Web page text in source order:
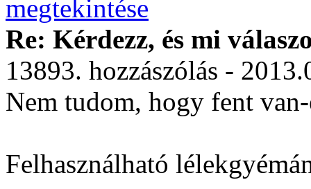
Re: Kérdezz, és mi
13893. hozzászólás -
Nem tudom, hogy fent
Felhasználható